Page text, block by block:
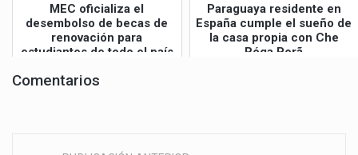
MEC oficializa el
desembolso de becas de
renovación para
estudiantes de todo el país
Paraguaya residente en
España cumple el sueño de
la casa propia con Che
Róga Porã
Comentarios